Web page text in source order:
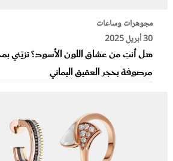
مجوهرات وساعات
30 أبريل 2025
هل أنتِ من عشاق اللون الأسود؟ تزيّني
مرصوفة بحجر العقيق اليماني